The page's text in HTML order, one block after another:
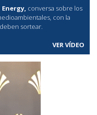
conversa sobre los
con la
sortear.
VER VÍDEO